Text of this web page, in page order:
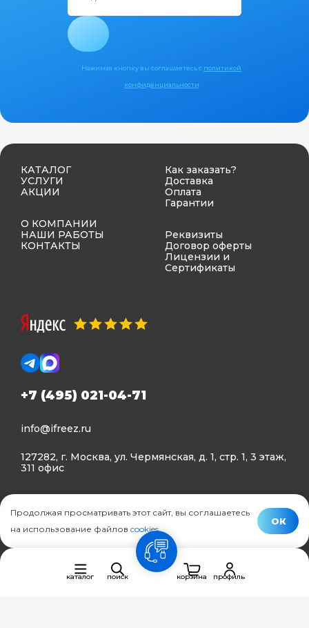
Нажимая кнопку вы соглашаетесь с политикой
конфиденциальности
КАТАЛОГ
УСЛУГИ
АКЦИИ
О КОМПАНИИ
НАШИ РАБОТЫ
КОНТАКТЫ
Как заказать?
Доставка
Оплата
Гарантии
Реквизиты
Договор оферты
Лицензии и
Сертификаты
+7 (495) 021-04-71
info@ifreez.ru
127282, г. Москва, ул. Чермянская, д. 1, стр. 1, 3 этаж,
311 офис
Политика конфиденциальности
Политика использования Cookies
© Ifreez - продажа и установка климатической техники,
каталог поиск
связь
корзина
профиль
Продолжая просматривать этот сайт, вы соглашаетесь
на использование файлов cookies.
ОК